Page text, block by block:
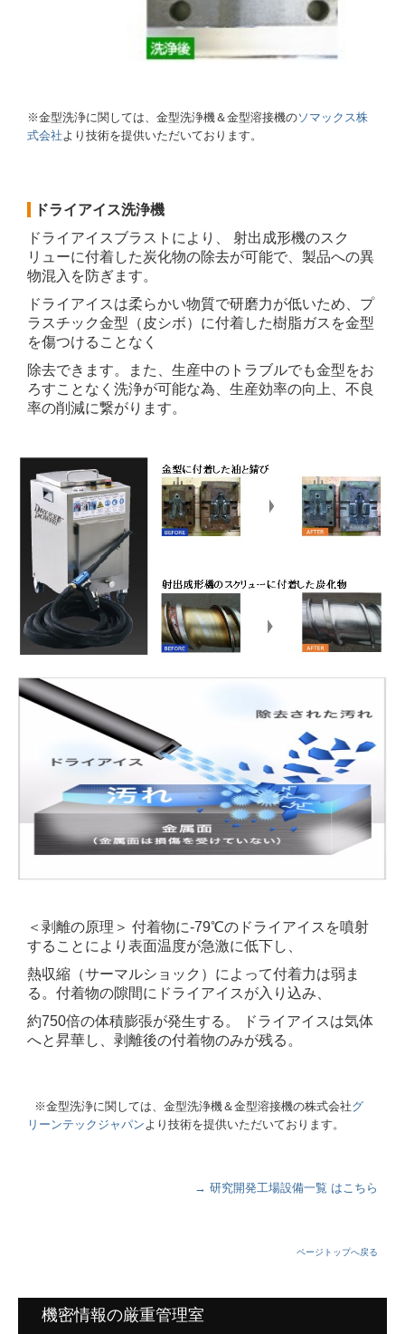
※金型洗浄に関しては、金型洗浄機＆金型溶接機のソマックス株
式会社より技術を提供いただいております。
ドライアイス洗浄機
ドライアイスブラストにより、 射出成形機のスク
リューに付着した炭化物の除去が可能で、製品への異
物混入を防ぎます。
ドライアイスは柔らかい物質で研磨力が低いため、プ
ラスチック金型（皮シボ）に付着した樹脂ガスを金型
を傷つけることなく
除去できま す。
また、生産中のトラブルでも金型をお
ろすことなく洗浄が可能な為、生産効率の向上、不良
率の削減に繋がります。
＜剥離の原理＞ 付着物に-79℃のドライアイスを噴射
することにより表面温度が急激に低下し、
熱収縮（サーマルショック）によって付着力は弱ま
る。 付着物の隙間にドライアイスが入り込み、
約750倍の体積膨張が発生する。 ドライアイスは気体
へと昇華し、剥離後の付着物のみが残る。
※金型洗浄に関しては、金型洗浄機＆金型溶接機の株式会社グ
リーンテックジャパンより技術を提供いただいております。
→ 研究開発工場設備一覧 はこちら
ページトップへ戻る
機密情報の厳重管理室